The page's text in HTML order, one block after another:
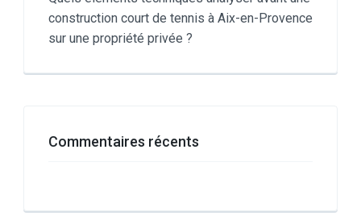
construction court de tennis à Aix-en-Provence
sur une propriété privée ?
Commentaires récents